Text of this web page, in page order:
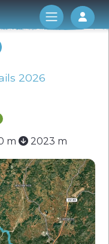
Log
2026
m 2023 m